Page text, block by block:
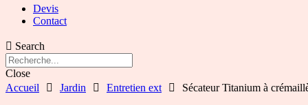
Devis
Contact
Search
Close
Accueil
Jardin Entretien ext Sécateur Titanium à